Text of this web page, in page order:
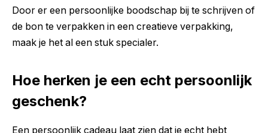
Door er een persoonlijke boodschap bij te schrijven of
de bon te verpakken in een creatieve verpakking,
maak je het al een stuk specialer.
Hoe herken je een echt persoonlijk
geschenk?
Een persoonlijk cadeau laat zien dat je echt hebt